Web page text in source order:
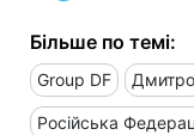
Більше по темі:
Group DF
Російська